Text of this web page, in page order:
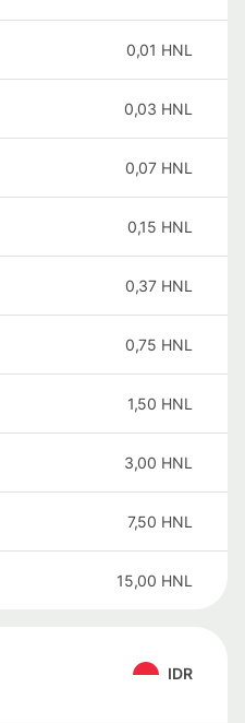
0,01 HNL
0,03 HNL
0,07 HNL
0,15 HNL
0,37 HNL
0,75 HNL
1,50 HNL
3,00 HNL
7,50 HNL
15,00 HNL
IDR